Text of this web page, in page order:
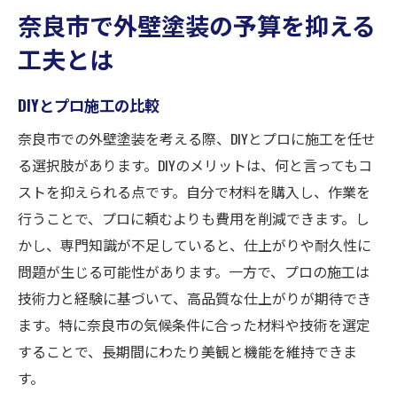
奈良市で外壁塗装の予算を抑える
工夫とは
DIYとプロ施工の比較
奈良市での外壁塗装を考える際、DIYとプロに施工を任せ
る選択肢があります。DIYのメリットは、何と言ってもコ
ストを抑えられる点です。自分で材料を購入し、作業を
行うことで、プロに頼むよりも費用を削減できます。し
かし、専門知識が不足していると、仕上がりや耐久性に
問題が生じる可能性があります。一方で、プロの施工は
技術力と経験に基づいて、高品質な仕上がりが期待でき
ます。特に奈良市の気候条件に合った材料や技術を選定
することで、長期間にわたり美観と機能を維持できま
す。